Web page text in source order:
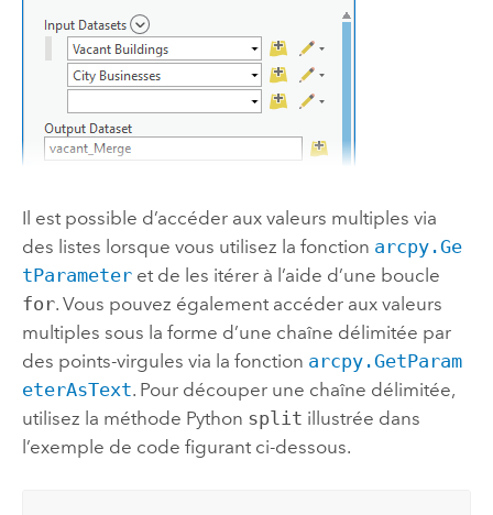
Il est possible d’accéder aux valeurs multiples via
des listes lorsque vous utilisez la fonction arcpy.Ge
tParameteret de les itérer à l’aide d’une boucle
for. Vous pouvez également accéder aux valeurs
multiples sous la forme d’une chaîne délimitée par
des points-virgules via la fonction arcpy.GetParam
eterAsText. Pour découper une chaîne délimitée,
utilisez la méthode Python split illustrée dans
l’exemple de code figurant ci-dessous.